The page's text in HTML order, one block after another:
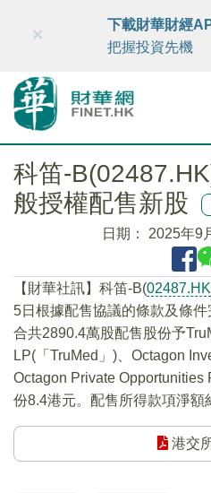
財華智庫網 FINTV
×
下載財華財經
把握投資先機
科笛-
般授權配售新股
日期： 2025年9
【財華社訊】科笛-B(02487.HK
5日根據配售協議的條款及條
合共2890.4萬股配售股份予
LP(「TruMed」)、Octagon
Octagon Private Opportunities
份8.4港元。配售所得款項淨額
港交